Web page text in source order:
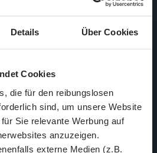
Details Über Cookies
Cookies
die für den reibungslosen
sind, um unsere Website
Sie relevante Werbung auf
anzuzeigen.
externe Medien (z.B.